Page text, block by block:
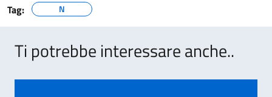
Tag: N
Ti potrebbe interessare anche..